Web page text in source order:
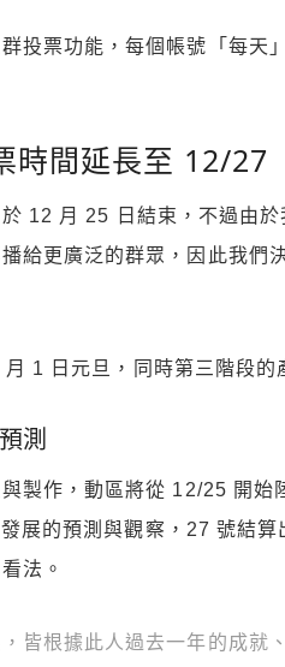
投票功能，每個帳號「每天
時間延長至 12/27
12 月 25 日結束，不過由
給更廣泛的群眾，因此我們
1 日元旦，同時第三階段的
測
製作，動區將從 12/25 開始
展的預測與觀察，27 號結
法。
皆根據此人過去一年的成就